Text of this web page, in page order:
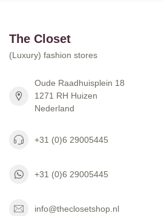
The Closet
(Luxury) fashion stores
Oude Raadhuisplein 18
1271 RH Huizen
Nederland
+31 (0)6 29005445
+31 (0)6 29005445
info@theclosetshop.nl